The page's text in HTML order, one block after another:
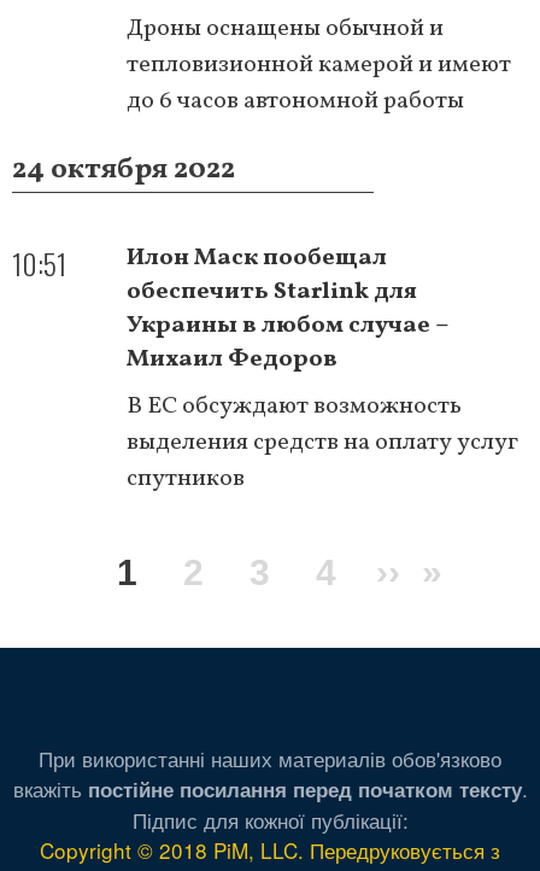
Дроны оснащены обычной и
тепловизионной камерой и имеют
до 6 часов автономной работы
24 октября 2022
10:51
Илон Маск пообещал
обеспечить Starlink для
Украины в любом случае –
Михаил Федоров
В ЕС обсуждают возможность
выделения средств на оплату услуг
спутников
Текущая
1 Page
2 Page
3 Page
4 ›› »
При використанні наших материалів обов'язково
вкажіть постійне посилання перед початком тексту.
Підпис для кожної публікації:
Copyright © 2018 PiM, LLC. Передруковується з